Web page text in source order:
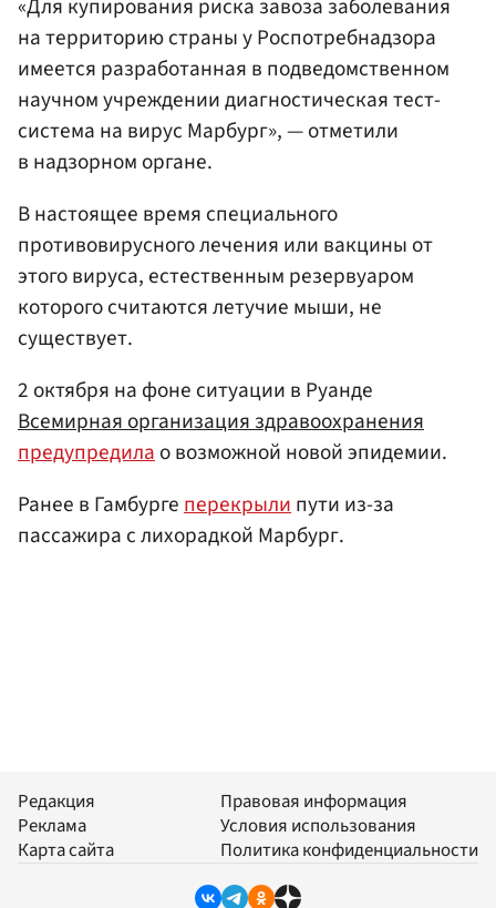
«Для купирования риска завоза заболевания
на территорию страны у Роспотребнадзора
имеется разработанная в подведомственном
научном учреждении диагностическая тест-
система на вирус Марбург», — отметили
в надзорном органе.
В настоящее время специального
противовирусного лечения или вакцины от
этого вируса, естественным резервуаром
которого считаются летучие мыши, не
существует.
2 октября на фоне ситуации в Руанде
Всемирная организация здравоохранения
предупредилао возможной новой эпидемии.
Ранее в Гамбургеперекрылипути из-за
пассажира с лихорадкой Марбург.
Редакция
Реклама
Карта сайта
Правовая информация
Условия использования
Политика конфиденциальности